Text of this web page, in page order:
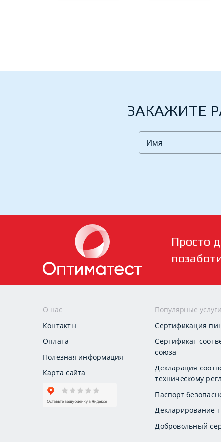
ЗАКАЖИТЕ
Просто
О нас
Контакты
Оплата
Полезная информация
Карта сайта
Популярные услуги
Сертификация
Сертификат
союза
Декларация
техническому
Паспорт
Декларирование
Добровольный